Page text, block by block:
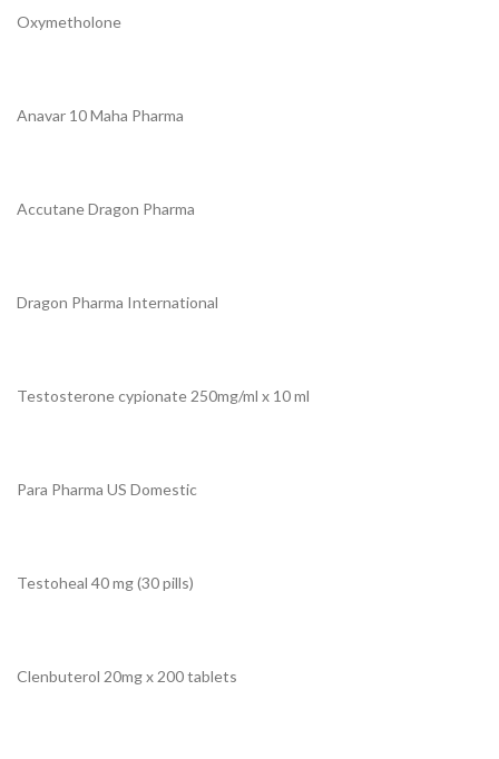
Oxymetholone
Anavar 10 Maha Pharma
Accutane Dragon Pharma
Dragon Pharma International
Testosterone cypionate 250mg/ml x 10 ml
Para Pharma US Domestic
Testoheal 40 mg (30 pills)
Clenbuterol 20mg x 200 tablets